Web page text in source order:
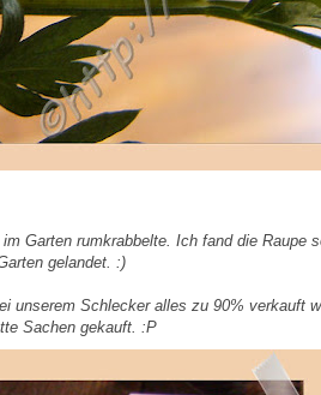
Garten rumkrabbelte. Ich fand die Raupe
gelandet. :)
Schlecker alles zu 90% verkauft
Sachen gekauft. :P